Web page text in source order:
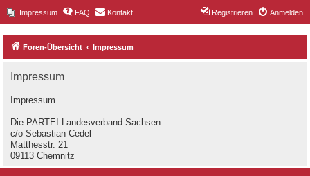
Impressum FAQ Kontakt Anmelden
Registrieren
Foren-Übersicht Impressum
Impressum
Impressum
Die PARTEI Landesverband Sachsen
c/o Sebastian Cedel
Matthesstr. 21
09113 Chemnitz